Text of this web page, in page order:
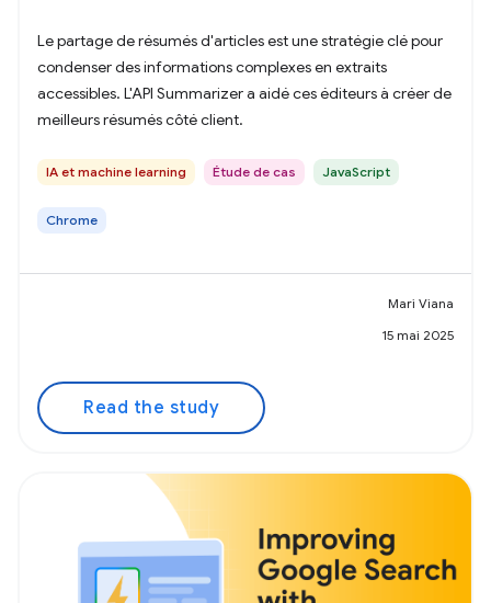
Le partage de résumés d'articles est une stratégie clé pour
condenser des informations complexes en extraits
accessibles. L'API Summarizer a aidé ces éditeurs à créer de
meilleurs résumés côté client.
IA et machine learning Étude de cas JavaScript
Chrome
Mari Viana
15 mai 2025
Read the study